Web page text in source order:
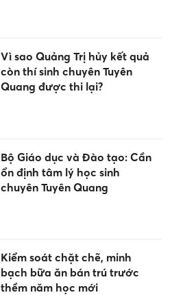
Vì sao Quảng Trị hủy kết quả
còn thí sinh chuyên Tuyên
Quang được thi lại?
Bộ Giáo dục và Đào tạo: Cần
ổn định tâm lý học sinh
chuyên Tuyên Quang
Kiểm soát chặt chẽ, minh
bạch bữa ăn bán trú trước
thềm năm học mới